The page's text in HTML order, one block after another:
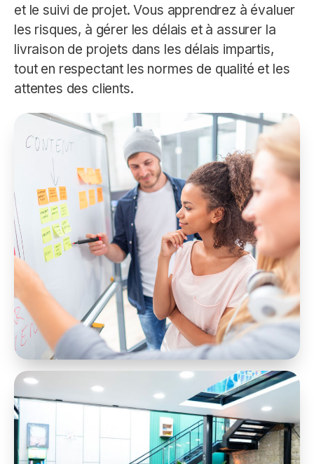
et le suivi de projet. Vous apprendrez à évaluer
les risques, à gérer les délais et à assurer la
livraison de projets dans les délais impartis,
tout en respectant les normes de qualité et les
attentes des clients.